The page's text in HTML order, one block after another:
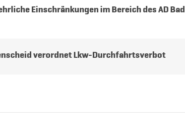
Einschränkungen im Bereich des AD Bad
verordnet Lkw-Durchfahrtsverbot